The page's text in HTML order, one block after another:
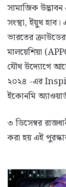
সামাজিক উদ্ভাবন
সংস্থা, ইয়ুথ
ভারতের
মালয়েশিয়া
যৌথ উদ্যোগে
২০২৪ -এর
ইকোনমি
৩ ডিসেম্বর
করা হয় এই